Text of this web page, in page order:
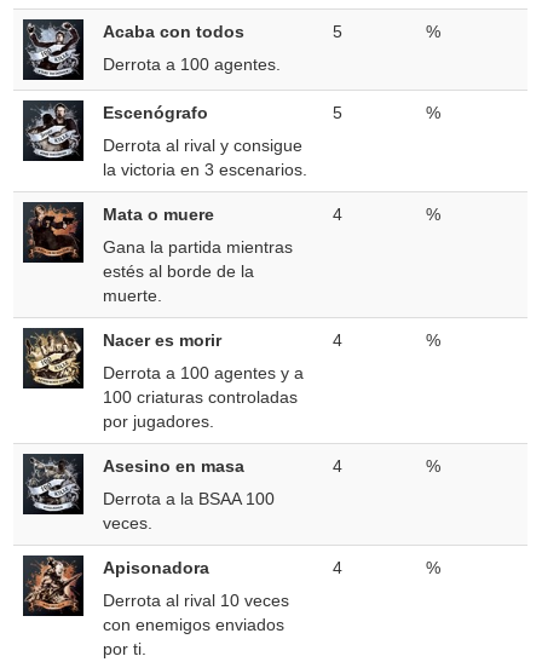
Acaba con todos
Derrota a 100 agentes.
5 %
Escenógrafo
Derrota al rival y consigue
la victoria en 3 escenarios.
5 %
Mata o muere
Gana la partida mientras
estés al borde de la
muerte.
4 %
Nacer es morir
Derrota a 100 agentes y a
100 criaturas controladas
por jugadores.
4 %
Asesino en masa
Derrota a la BSAA 100
veces.
4 %
Apisonadora
Derrota al rival 10 veces
con enemigos enviados
por ti.
4 %